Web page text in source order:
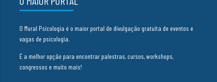
O Mural Psicologia é o maior portal de divulgação gratuita de eventos e
vagas de psicologia.
É a melhor opção para encontrar palestras, cursos, workshops,
congressos e muito mais!